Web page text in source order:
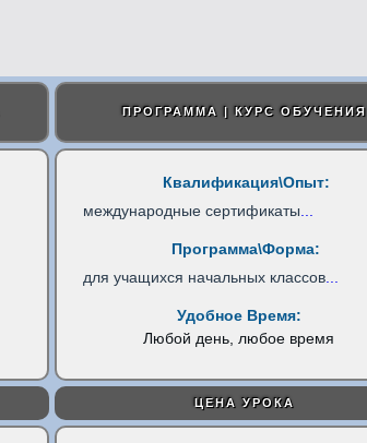
ПРОГРАММА | КУРС ОБУЧЕНИЯ
Квалификация\Опыт:
международные сертификаты
Программа\Форма:
для учащихся начальных классов...
Удобное Время:
Любой день, любое время
ЦЕНА УРОКА